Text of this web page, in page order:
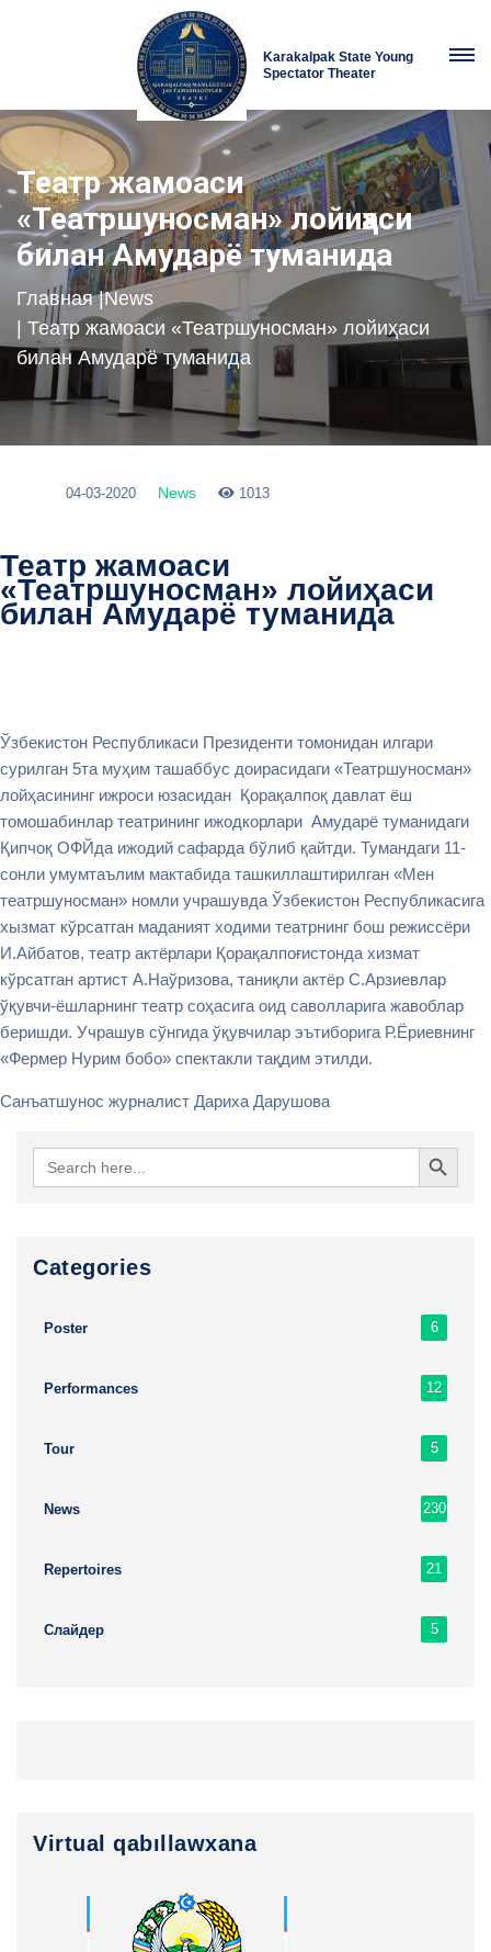
Karakalpak State Young
Spectator Theater
Театр жамоаси
«Театршуносман» лойиҳаси
билан Амударё туманида
Главная |News
| Театр жамоаси «Театршуносман» лойиҳаси
билан Амударё туманида
04-03-2020 News 1013
Театр жамоаси
«Театршуносман» лойиҳаси
билан Амударё туманида
Ўзбекистон Республикаси Президенти томонидан илгари
сурилган 5та муҳим ташаббус доирасидаги «Театршуносман»
лойҳасининг ижроси юзасидан Қорақалпоқ давлат ёш
томошабинлар театрининг ижодкорлари Амударё туманидаги
Қипчоқ ОФЙда ижодий сафарда бўлиб қайтди. Тумандаги 11-
сонли умумтаълим мактабида ташкиллаштирилган «Мен
театршуносман» номли учрашувда Ўзбекистон Республикасига
хызмат кўрсатган маданият ходими театрнинг бош режиссёри
И.Айбатов, театр актёрлари Қорақалпоғистонда хизмат
кўрсатган артист А.Наўризова, таниқли актёр С.Арзиевлар
ўқувчи-ёшларнинг театр соҳасига оид саволларига жавоблар
беришди. Учрашув сўнгида ўқувчилар эътиборига Р.Ёриевнинг
«Фермер Нурим бобо» спектакли тақдим этилди.
Санъатшунос журналист Дариха Дарушова
Search
for:
Search Button
Сategories
Poster 6
Performances 12
Tour 5
News 230
Repertoires 21
Слайдер 5
Virtual qabıllawxana